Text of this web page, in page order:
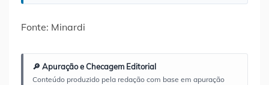
Fonte: Minardi
🔎 Apuração e Checagem Editorial
Conteúdo produzido pela redação com base em apuração